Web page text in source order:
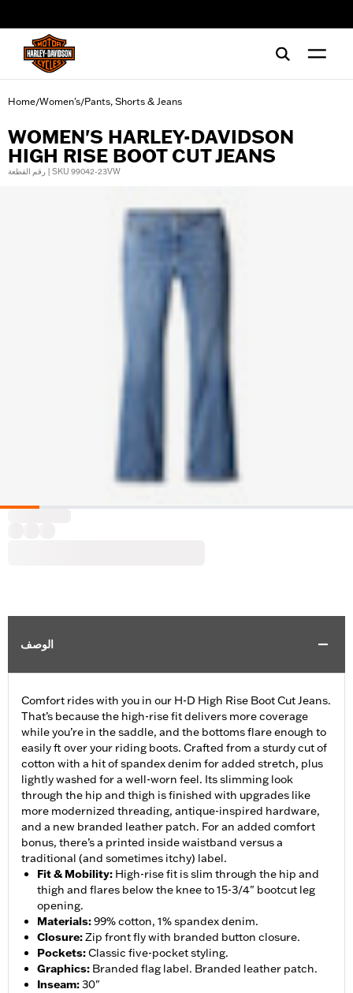
Home/Women's/Pants, Shorts & Jeans
WOMEN'S HARLEY-DAVIDSON
HIGH RISE BOOT CUT JEANS
رقم القطعة | SKU 99042-23VW
الوصف
Comfort rides with you in our H-D High Rise Boot Cut Jeans.
That’s because the high-rise fit delivers more coverage
while you’re in the saddle, and the bottoms flare enough to
easily ft over your riding boots. Crafted from a sturdy cut of
cotton with a hit of spandex denim for added stretch, plus
lightly washed for a well-worn feel. Its slimming look
through the hip and thigh is finished with upgrades like
more modernized threading, antique-inspired hardware,
and a new branded leather patch. For an added comfort
bonus, there’s a printed inside waistband versus a
traditional (and sometimes itchy) label.
Fit & Mobility: High-rise fit is slim through the hip and
thigh and flares below the knee to 15-3/4" bootcut leg
opening.
Materials:99% cotton, 1% spandex denim.
Closure:Zip front fly with branded button closure.
Pockets:Classic five-pocket styling.
Graphics: Branded flag label. Branded leather patch.
Inseam:30"